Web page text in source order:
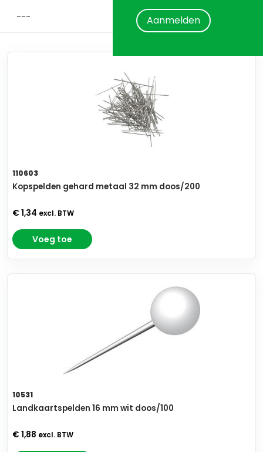
Aanmelden
110603
Kopspelden gehard metaal 32 mm doos/200
€ 1,34 excl. BTW
Voeg toe
10531
Landkaartspelden 16 mm wit doos/100
€ 1,88 excl. BTW